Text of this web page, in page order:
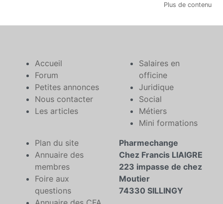
Plus de contenu
Accueil
Forum
Petites annonces
Nous contacter
Les articles
Salaires en
officine
Juridique
Social
Métiers
Mini formations
Plan du site
Annuaire des
membres
Foire aux
questions
Pharmechange
Chez Francis LIAIGRE
223 impasse de chez
Moutier
74330 SILLINGY